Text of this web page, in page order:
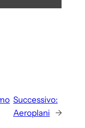
Successivo:
Aeroplani
→